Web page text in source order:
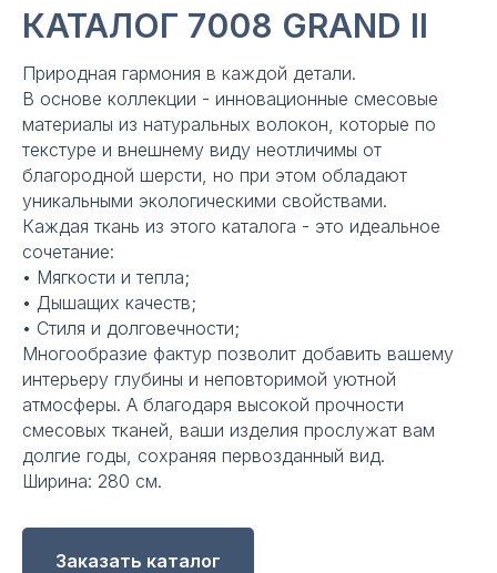
КАТАЛОГ 7008 GRAND II
Природная гармония в каждой детали.
В основе коллекции - инновационные смесовые
материалы из натуральных волокон, которые по
текстуре и внешнему виду неотличимы от
благородной шерсти, но при этом обладают
уникальными экологическими свойствами.
Каждая ткань из этого каталога - это идеальное
сочетание:
• Мягкости и тепла;
• Дышащих качеств;
• Стиля и долговечности;
Многообразие фактур позволит добавить вашему
интерьеру глубины и неповторимой уютной
атмосферы. А благодаря высокой прочности
смесовых тканей, ваши изделия прослужат вам
долгие годы, сохраняя первозданный вид.
Ширина: 280 см.
Заказать каталог